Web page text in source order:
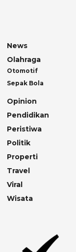
News
Olahraga
Otomotif
Sepak Bola
Opinion
Pendidikan
Peristiwa
Politik
Properti
Travel
Viral
Wisata